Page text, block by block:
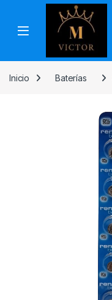
Skip to navigation
Skip to content
Inicio Baterías